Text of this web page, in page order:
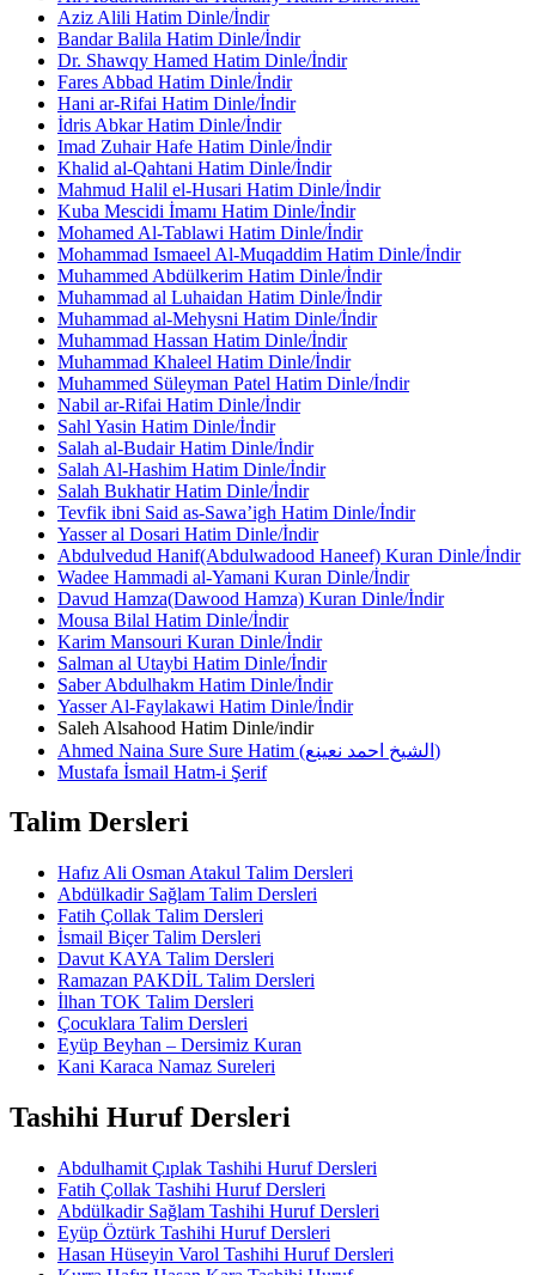
Aziz Alili Hatim Dinle/İndir
Bandar Balila Hatim Dinle/İndir
Dr. Shawqy Hamed Hatim Dinle/İndir
Fares Abbad Hatim Dinle/İndir
Hani ar-Rifai Hatim Dinle/İndir
İdris Abkar Hatim Dinle/İndir
Imad Zuhair Hafe Hatim Dinle/İndir
Khalid al-Qahtani Hatim Dinle/İndir
Mahmud Halil el-Husari Hatim Dinle/İndir
Kuba Mescidi İmamı Hatim Dinle/İndir
Mohamed Al-Tablawi Hatim Dinle/İndir
Mohammad Ismaeel Al-Muqaddim Hatim Dinle/İndir
Muhammed Abdülkerim Hatim Dinle/İndir
Muhammad al Luhaidan Hatim Dinle/İndir
Muhammad al-Mehysni Hatim Dinle/İndir
Muhammad Hassan Hatim Dinle/İndir
Muhammad Khaleel Hatim Dinle/İndir
Muhammed Süleyman Patel Hatim Dinle/İndir
Nabil ar-Rifai Hatim Dinle/İndir
Sahl Yasin Hatim Dinle/İndir
Salah al-Budair Hatim Dinle/İndir
Salah Al-Hashim Hatim Dinle/İndir
Salah Bukhatir Hatim Dinle/İndir
Tevfik ibni Said as-Sawa’igh Hatim Dinle/İndir
Yasser al Dosari Hatim Dinle/İndir
Abdulvedud Hanif(Abdulwadood Haneef) Kuran Dinle/İndir
Wadee Hammadi al-Yamani Kuran Dinle/İndir
Davud Hamza(Dawood Hamza) Kuran Dinle/İndir
Mousa Bilal Hatim Dinle/İndir
Karim Mansouri Kuran Dinle/İndir
Salman al Utaybi Hatim Dinle/İndir
Saber Abdulhakm Hatim Dinle/İndir
Yasser Al-Faylakawi Hatim Dinle/İndir
Saleh Alsahood Hatim Dinle/indir
Ahmed Naina Sure Sure Hatim (الشيخ احمد نعينع)
Mustafa İsmail Hatm-i Şerif
Talim Dersleri
Hafız Ali Osman Atakul Talim Dersleri
Abdülkadir Sağlam Talim Dersleri
Fatih Çollak Talim Dersleri
İsmail Biçer Talim Dersleri
Davut KAYA Talim Dersleri
Ramazan PAKDİL Talim Dersleri
İlhan TOK Talim Dersleri
Çocuklara Talim Dersleri
Eyüp Beyhan – Dersimiz Kuran
Kani Karaca Namaz Sureleri
Tashihi Huruf Dersleri
Abdulhamit Çıplak Tashihi Huruf Dersleri
Fatih Çollak Tashihi Huruf Dersleri
Abdülkadir Sağlam Tashihi Huruf Dersleri
Eyüp Öztürk Tashihi Huruf Dersleri
Hasan Hüseyin Varol Tashihi Huruf Dersleri